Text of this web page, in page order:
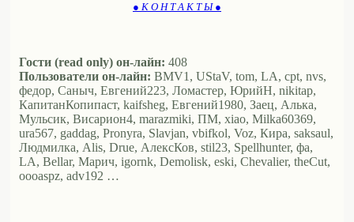
● К О Н Т А К Т Ы ●
Гости (read only) он-лайн: 408
Пользователи он-лайн: BMV1, UStaV, tom, LA, cpt, nvs,
федор, Саныч, Евгений223, Ломастер, ЮрийН, nikitap,
КапитанКопипаст, kaifsheg, Евгений1980, Заец, Алька,
Мульсик, Висариoн4, marazmiki, ПМ, xiao, Milka60369,
ura567, gaddag, Pronyra, Slavjan, vbifkol, Voz, Кира, saksaul,
Людмилка, Alis, Drue, АлексКов, stil23, Spellhunter, фа,
LA, Bellar, Марич, igornk, Demolisk, eski, Chevalier, theCut,
oooaspz, adv192 …